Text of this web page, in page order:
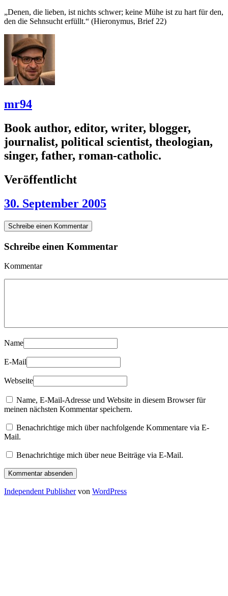
„Denen, die lieben, ist nichts schwer; keine Mühe ist zu hart für den,
den die Sehnsucht erfüllt.“ (Hieronymus, Brief 22)
mr94
Book author, editor, writer, blogger,
journalist, political scientist, theologian,
singer, father, roman-catholic.
Veröffentlicht
30. September 2005
Schreibe einen Kommentar
Schreibe einen Kommentar
Kommentar
Name
E-Mail
Webseite
Name, E-Mail-Adresse und Website in diesem Browser für
meinen nächsten Kommentar speichern.
Benachrichtige mich über nachfolgende Kommentare via E-
Mail.
Benachrichtige mich über neue Beiträge via E-Mail.
Independent Publishervon WordPress